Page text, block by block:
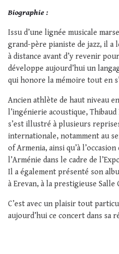
Biographie :
Issu d’une lignée musicale
grand-père pianiste de jazz, il
à distance avant d’y revenir
développe aujourd’hui un
qui honore la mémoire tout en
Ancien athlète de haut niveau
l’ingénierie acoustique,
s’est illustré à plusieurs
internationale, notamment au
of Armenia, ainsi qu’à
l’Arménie dans le cadre de
Il a également présenté son
à Erevan, à la prestigieuse Salle
C’est avec un plaisir tout
aujourd’hui ce concert dans sa